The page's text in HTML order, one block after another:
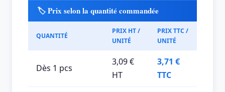
🏷️ Prix selon la quantité commandée
QUANTITÉ
PRIX HT /
UNITÉ
PRIX TTC /
UNITÉ
Dès 1 pcs
3,09 €
HT
3,71 €
TTC